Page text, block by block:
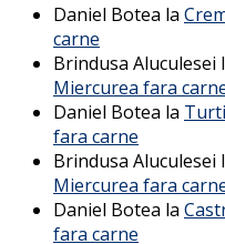
Daniel Botea la
carne
Brindusa Aluculesei
Miercurea fara
Daniel Botea la
fara carne
Brindusa Aluculesei
Miercurea fara
Daniel Botea la
fara carne